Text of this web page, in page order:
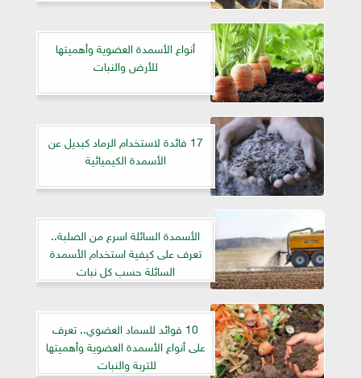
أنواع الأسمدة العضوية وأهميتها
للأرض والنبات
17 فائدة لاستخدام الرماد كبديل عن
الأسمدة الكيميائية
الأسمدة السائلة اسرع من الصلبة..
تعرف على كيفية استخدام الأسمدة
السائلة حسب كل نبات
10 فوائد للسماد العضوي.. تعرف
على أنواع الأسمدة العضوية وأهميتها
للتربة والنبات